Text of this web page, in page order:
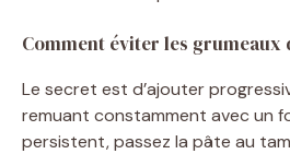
Comment éviter les grumeaux
Le secret est d’ajouter
remuant constamment avec un
persistent, passez la pâte au